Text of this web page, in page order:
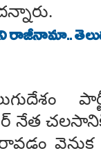
నేత
వెనుక